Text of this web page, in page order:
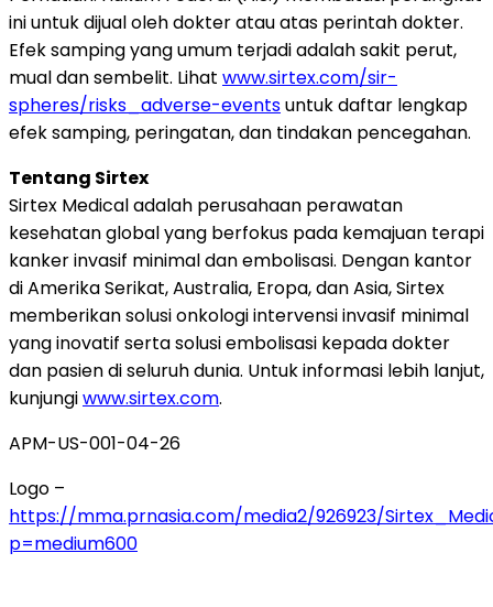
ini untuk dijual oleh dokter atau atas perintah dokter.
Efek samping yang umum terjadi adalah sakit perut,
mual dan sembelit. Lihat www.sirtex.com/sir-
spheres/risks_adverse-eventsuntuk daftar lengkap
efek samping, peringatan, dan tindakan pencegahan.
Tentang Sirtex
Sirtex Medical adalah perusahaan perawatan
kesehatan global yang berfokus pada kemajuan terapi
kanker invasif minimal dan embolisasi. Dengan kantor
di Amerika Serikat, Australia, Eropa, dan Asia, Sirtex
memberikan solusi onkologi intervensi invasif minimal
yang inovatif serta solusi embolisasi kepada dokter
dan pasien di seluruh dunia. Untuk informasi lebih lanjut,
kunjungiwww.sirtex.com.
APM-US-001-04-26
Logo –
https://mma.prnasia.com/media2/926923/
p=medium600